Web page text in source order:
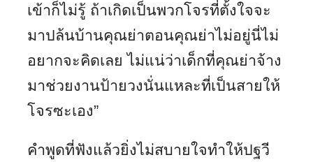
เข้าก็ไม่รู้ ถ้าเกิดเป็นพวกโจรที่ตั้งใจจะ
มาปล้นบ้านคุณย่าตอนคุณย่าไม่อยู่นี่ไม่
อยากจะคิดเลย ไม่แน่ว่าเด็กที่คุณย่าจ้าง
มาช่วยงานป้ายวงนั่นแหละที่เป็นสายให้
โจรซะเอง”
คำพูดที่ฟังแล้วยิ่งไม่สบายใจทำให้ปฐวี